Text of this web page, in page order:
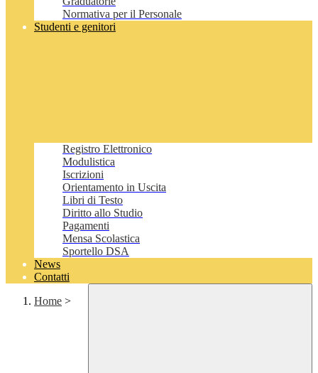
Normativa per il Personale
Studenti e genitori
Registro Elettronico
Modulistica
Iscrizioni
Orientamento in Uscita
Libri di Testo
Diritto allo Studio
Pagamenti
Mensa Scolastica
Sportello DSA
News
Contatti
Home >